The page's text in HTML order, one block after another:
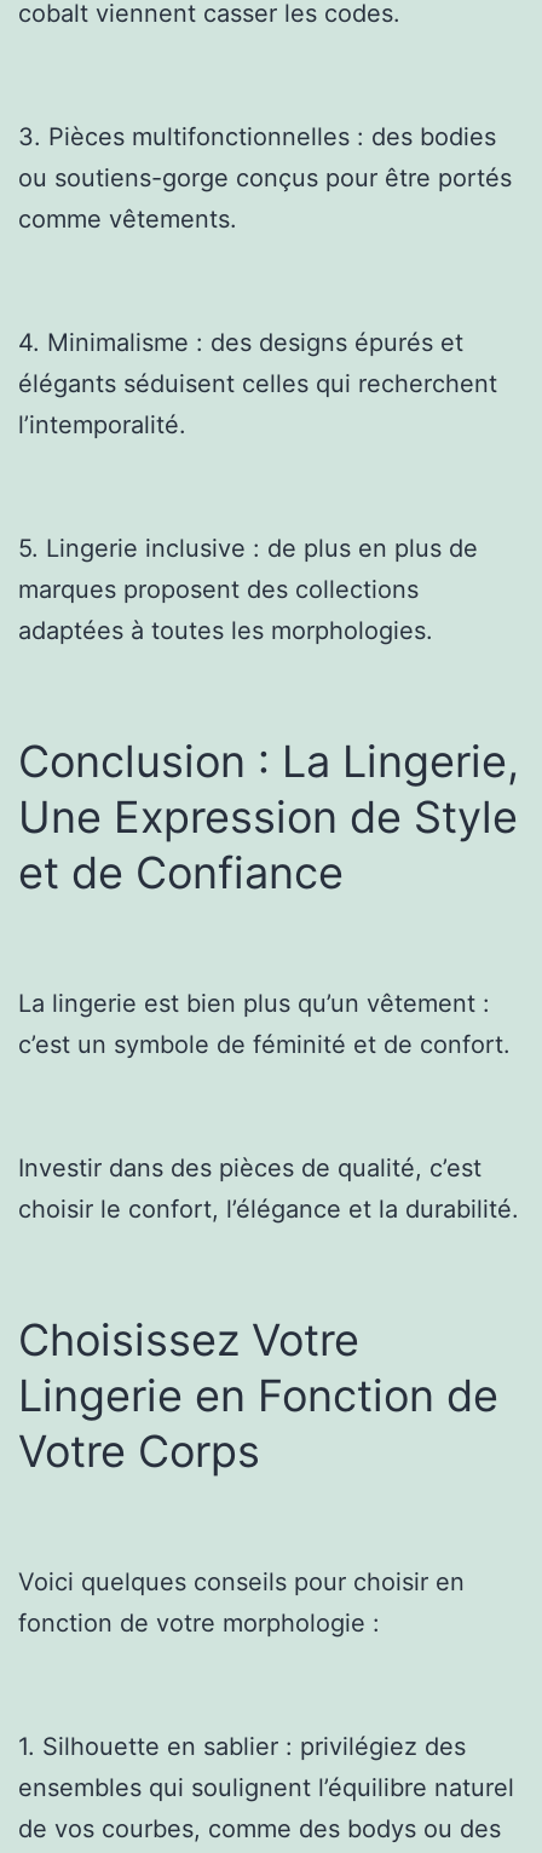
cobalt viennent casser les codes.
3. Pièces multifonctionnelles : des bodies
ou soutiens-gorge conçus pour être portés
comme vêtements.
4. Minimalisme : des designs épurés et
élégants séduisent celles qui recherchent
l’intemporalité.
5. Lingerie inclusive : de plus en plus de
marques proposent des collections
adaptées à toutes les morphologies.
Conclusion : La Lingerie,
Une Expression de Style
et de Confiance
La lingerie est bien plus qu’un vêtement :
c’est un symbole de féminité et de confort.
Investir dans des pièces de qualité, c’est
choisir le confort, l’élégance et la durabilité.
Choisissez Votre
Lingerie en Fonction de
Votre Corps
Voici quelques conseils pour choisir en
fonction de votre morphologie :
1. Silhouette en sablier : privilégiez des
ensembles qui soulignent l’équilibre naturel
de vos courbes, comme des bodys ou des